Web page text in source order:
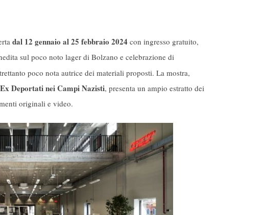
dal 12 gennaio al 25 febbraio 2024 con ingresso gratuito,
sul poco noto lager di Bolzano e celebrazione di
poco nota autrice dei materiali proposti. La mostra,
Deportati nei Campi Nazisti, presenta un ampio estratto dei
originali e video.